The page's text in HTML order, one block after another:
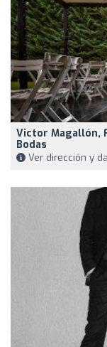
Victor Magallón,
Bodas
Ver dirección y